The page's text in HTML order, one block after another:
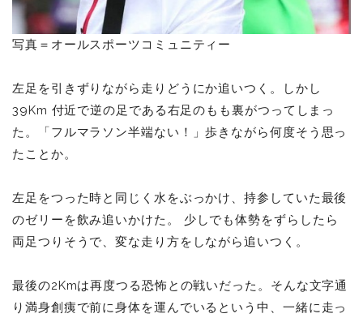
写真＝オールスポーツコミュニティー
左足を引きずりながら走りどうにか追いつく。しかし
39Km 付近で逆の足である右足のもも裏がつってしまっ
た。「フルマラソン半端ない！」歩きながら何度そう思っ
たことか。
左足をつった時と同じく水をぶっかけ、持参していた最後
のゼリーを飲み追いかけた。 少しでも体勢をずらしたら
両足つりそうで、変な走り方をしながら追いつく。
最後の2Kmは再度つる恐怖との戦いだった。そんな文字通
り満身創痍で前に身体を運んでいるという中、一緒に走っ